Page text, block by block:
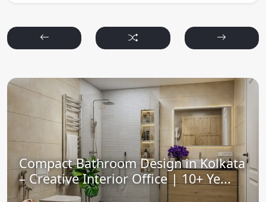
Compact Bathroom Design in Kolkata
– Creative Interior Office | 10+ Ye...